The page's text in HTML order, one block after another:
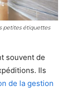
petites étiquettes
souvent de
Ils
de la gestion